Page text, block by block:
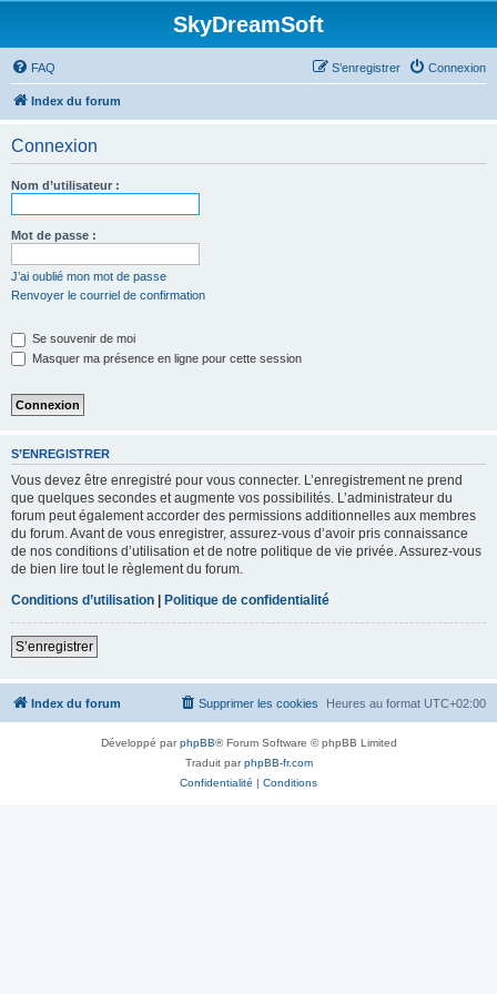
SkyDreamSoft
FAQ Connexion
S’enregistrer
Index du forum
Connexion
Nom d’utilisateur :
Mot de passe :
J’ai oublié mon mot de passe
Renvoyer le courriel de confirmation
Se souvenir de moi
Masquer ma présence en ligne pour cette session
S’ENREGISTRER
Vous devez être enregistré pour vous connecter. L’enregistrement ne prend
que quelques secondes et augmente vos possibilités. L’administrateur du
forum peut également accorder des permissions additionnelles aux membres
du forum. Avant de vous enregistrer, assurez-vous d’avoir pris connaissance
de nos conditions d’utilisation et de notre politique de vie privée. Assurez-vous
de bien lire tout le règlement du forum.
Conditions d’utilisation | Politique de confidentialité
S’enregistrer
Index du forum Heures au format UTC+02:00
Supprimer les cookies
Développé parphpBB® Forum Software © phpBB Limited
Traduit parphpBB-fr.com
Confidentialité | Conditions